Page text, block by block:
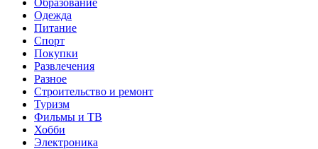
Образование
Одежда
Питание
Спорт
Покупки
Развлечения
Разное
Строительство и ремонт
Туризм
Фильмы и ТВ
Хобби
Электроника